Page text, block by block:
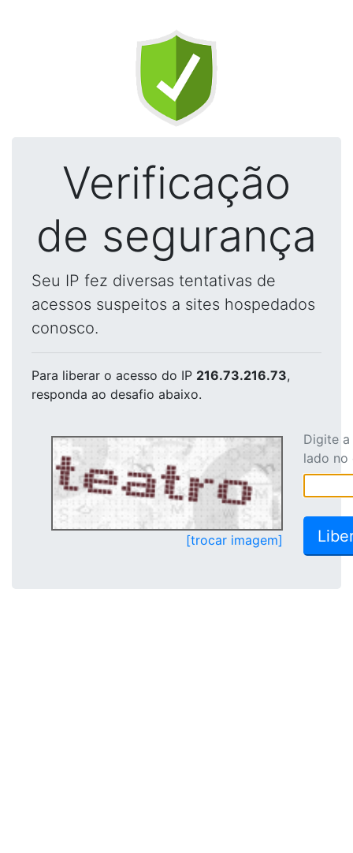
Verificação
de segurança
Seu IP fez diversas tentativas de
acessos suspeitos a sites hospedados
conosco.
Para liberar o acesso do IP 216.73.216.73,
responda ao desafio abaixo.
[trocar imagem]
Digite
lado no